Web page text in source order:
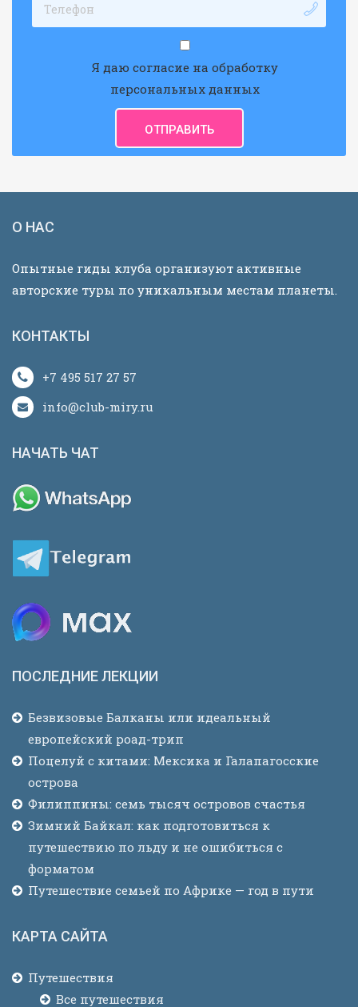
Я даю согласие на обработку
персональных данных
О НАС
Опытные гиды клуба организуют активные
авторские туры по уникальным местам планеты.
КОНТАКТЫ
+7 495 517 27 57
info@club-miry.ru
НАЧАТЬ ЧАТ
ПОСЛЕДНИЕ ЛЕКЦИИ
Безвизовые Балканы или идеальный
европейский роад-трип
Поцелуй с китами: Мексика и Галапагосские
острова
Филиппины: семь тысяч островов счастья
Зимний Байкал: как подготовиться к
путешествию по льду и не ошибиться с
форматом
Путешествие семьей по Африке — год в пути
КАРТА САЙТА
Путешествия
Все путешествия